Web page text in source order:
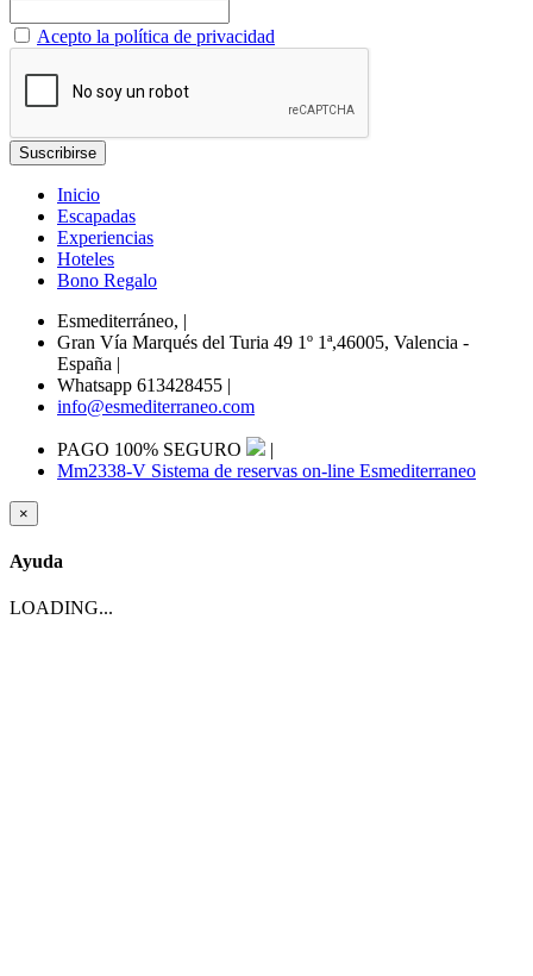
Acepto la política de privacidad
Inicio
Escapadas
Experiencias
Hoteles
Bono Regalo
Esmediterráneo, |
Gran Vía Marqués del Turia 49 1º 1ª,46005, Valencia -
España |
Whatsapp 613428455 |
info@esmediterraneo.com
PAGO 100% SEGURO
|
Mm2338-V Sistema de reservas on-line Esmediterraneo
×
Ayuda
LOADING...